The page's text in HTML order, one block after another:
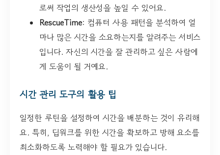
로써 작업의 생산성을 높일 수 있어요.
RescueTime: 컴퓨터 사용 패턴을 분석하여 얼
마나 많은 시간을 소요하는지를 알려주는 서비스
입니다. 자신의 시간을 잘 관리하고 싶은 사람에
게 도움이 될 거예요.
시간 관리 도구의 활용 팁
일정한 루틴을 설정하여 시간을 배분하는 것이 유리해
요. 특히, 딥워크를 위한 시간을 확보하고 방해 요소를
최소화하도록 노력해야 할 필요가 있습니다.